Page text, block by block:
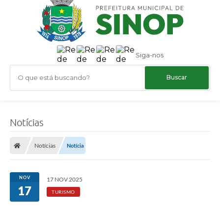
Siga-nos
O que está buscando?
Notícias
Notícias Notícia
NOV
17
17 NOV 2025
TURISMO